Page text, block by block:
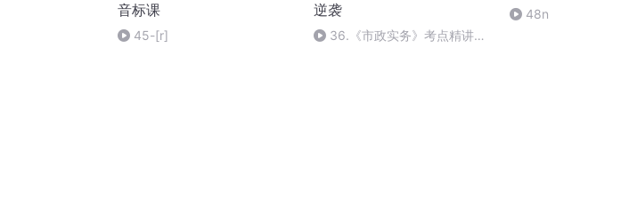
音标课
45-[r]
逆袭
36.《市政实务》考点精讲第
48n